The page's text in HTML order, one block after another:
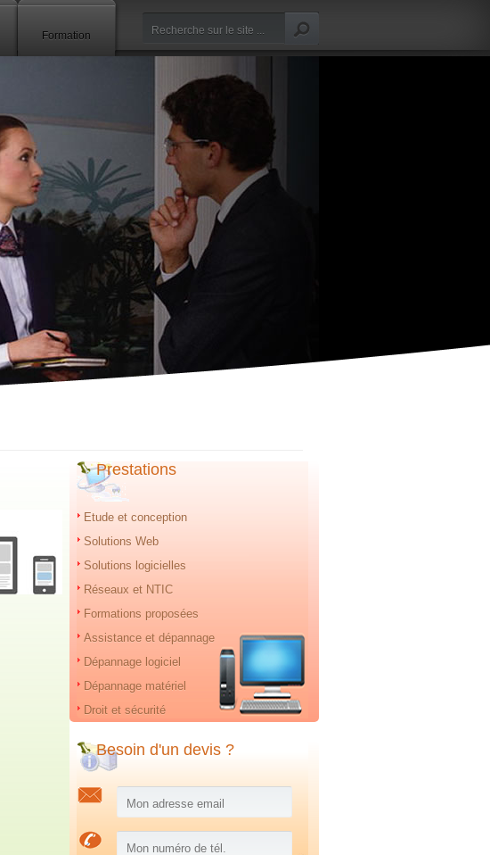
Formation
Prestations
Etude et conception
Solutions Web
Solutions logicielles
Réseaux et NTIC
Formations proposées
Assistance et dépannage
Dépannage logiciel
Dépannage matériel
Droit et sécurité
Besoin d'un devis ?